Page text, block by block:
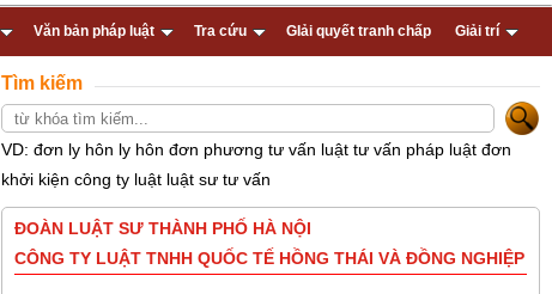
Văn bản pháp luật Tra cứu GIải quyết tranh chấp Giải trí
Tìm kiếm
VD: đơn ly hôn ly hôn đơn phương tư vấn luật tư vấn pháp luật đơn
khởi kiện công ty luật luật sư tư vấn
ĐOÀN LUẬT SƯ THÀNH PHỐ HÀ NỘI
CÔNG TY LUẬT TNHH QUỐC TẾ HỒNG THÁI VÀ ĐỒNG NGHIỆP